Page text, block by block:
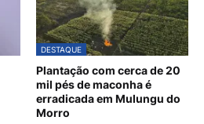
DESTAQUE
Plantação com cerca de 20
mil pés de maconha é
erradicada em Mulungu do
Morro